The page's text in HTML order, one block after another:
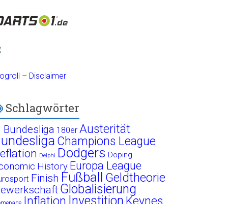
– Disclaimer
Schlagwörter
Bundesliga 180er Austerität
Champions League
Delphi Dodgers Doping
History Europa League
Finish Fußball Geldtheorie
Globalisierung
Inflation Investition Keynes